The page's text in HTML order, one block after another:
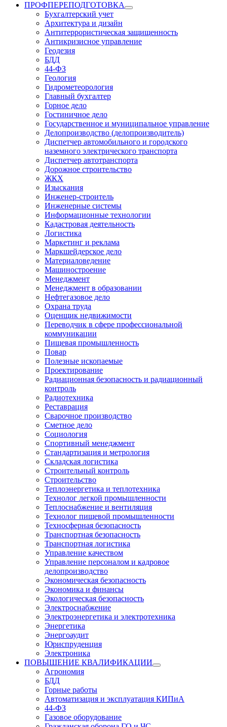
ПРОФПЕРЕПОДГОТОВКА
Бухгалтерский учет
Архитектура и дизайн
Антитеррористическая защищенность
Антикризисное управление
Геодезия
БДД
44-ФЗ
Геология
Гидрометеорология
Главный бухгалтер
Горное дело
Гостиничное дело
Государственное и муниципальное управление
Делопроизводство (делопроизводитель)
Диспетчер автомобильного и городского
наземного электрического транспорта
Диспетчер автотранспорта
Дорожное строительство
ЖКХ
Изыскания
Инженер-строитель
Инженерные системы
Информационные технологии
Кадастровая деятельность
Логистика
Маркетинг и реклама
Маркшейдерское дело
Материаловедение
Машиностроение
Менеджмент
Менеджмент в образовании
Нефтегазовое дело
Охрана труда
Оценщик недвижимости
Переводчик в сфере профессиональной
коммуникации
Пищевая промышленность
Повар
Полезные ископаемые
Проектирование
Радиационная безопасность и радиационный
контроль
Радиотехника
Реставрация
Сварочное производство
Сметное дело
Социология
Спортивный менеджмент
Стандартизация и метрология
Складская логистика
Строительный контроль
Строительство
Теплоэнергетика и теплотехника
Технолог легкой промышленности
Теплоснабжение и вентиляция
Технолог пищевой промышленности
Техносферная безопасность
Транспортная безопасность
Транспортная логистика
Управление качеством
Управление персоналом и кадровое
делопроизводство
Экономическая безопасность
Экономика и финансы
Экологическая безопасность
Электроснабжение
Электроэнергетика и электротехника
Энергетика
Энергоаудит
Юриспруденция
Электроника
ПОВЫШЕНИЕ КВАЛИФИКАЦИИ
Агрономия
БДД
Горные работы
Автоматизация и эксплуатация КИПиА
44-ФЗ
Газовое оборудование